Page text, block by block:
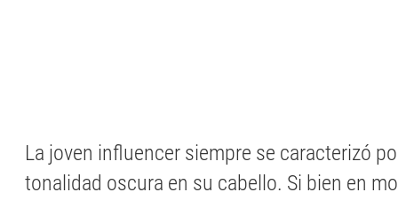
La joven influencer siempre se caracterizó
tonalidad oscura en su cabello. Si bien en